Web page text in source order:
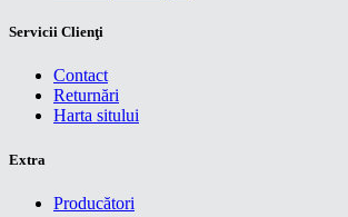
Servicii Clienţi
Contact
Returnări
Harta sitului
Extra
Producători